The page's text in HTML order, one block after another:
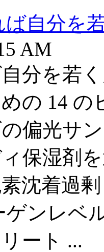
ば自分を
AM
分を若
の 14 の
偏光サ
保湿剤
沈着過
ゲンレベ
ート ...